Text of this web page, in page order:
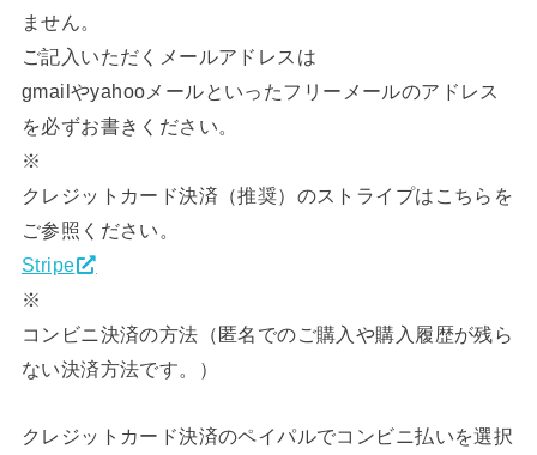
ません。
ご記入いただくメールアドレスは
gmailやyahooメールといったフリーメールのアドレス
を必ずお書きください。
※
クレジットカード決済（推奨）のストライプはこちらを
ご参照ください。
Stripe
※
コンビニ決済の方法（匿名でのご購入や購入履歴が残ら
ない決済方法です。）
クレジットカード決済のペイパルでコンビニ払いを選択